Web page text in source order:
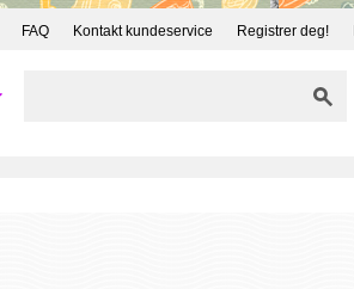
FAQ Kontakt kundeservice Registrer deg!